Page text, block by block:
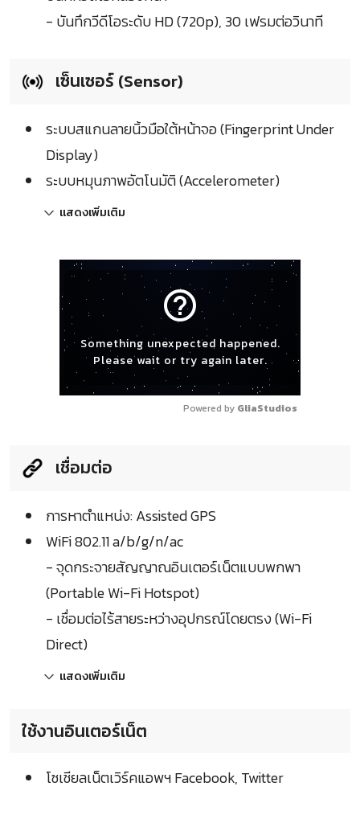
- บันทึกวีดีโอระดับ HD (720p), 30 เฟรมต่อวินาที
เซ็นเซอร์ (Sensor)
ระบบสแกนลายนิ้วมือใต้หน้าจอ (Fingerprint Under
Display)
ระบบหมุนภาพอัตโนมัติ (Accelerometer)
แสดงเพิ่มเติม
help_outline
Something unexpected happened.
Please wait or try again later.
Powered by GliaStudios
เชื่อมต่อ
การหาตำแหน่ง: Assisted GPS
WiFi 802.11 a/b/g/n/ac
- จุดกระจายสัญญาณอินเตอร์เน็ตแบบพกพา
(Portable Wi-Fi Hotspot)
- เชื่อมต่อไร้สายระหว่างอุปกรณ์โดยตรง (Wi-Fi
Direct)
แสดงเพิ่มเติม
ใช้งานอินเตอร์เน็ต
โซเชียลเน็ตเวิร์คแอพฯ Facebook, Twitter